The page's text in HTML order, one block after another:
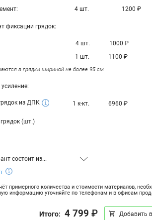
4 шт.
1200₽
фиксации грядок:
4 шт. 1000 ₽
1 шт. 1100₽
в грядки шириной не более 95 см
из ДПК 1 к-кт. 6960₽
(шт.)
состоит из...
примерного количества и стоимости материалов,
информацию уточняйте по телефонам и в офисам
Итого: 4 799₽ Добавить